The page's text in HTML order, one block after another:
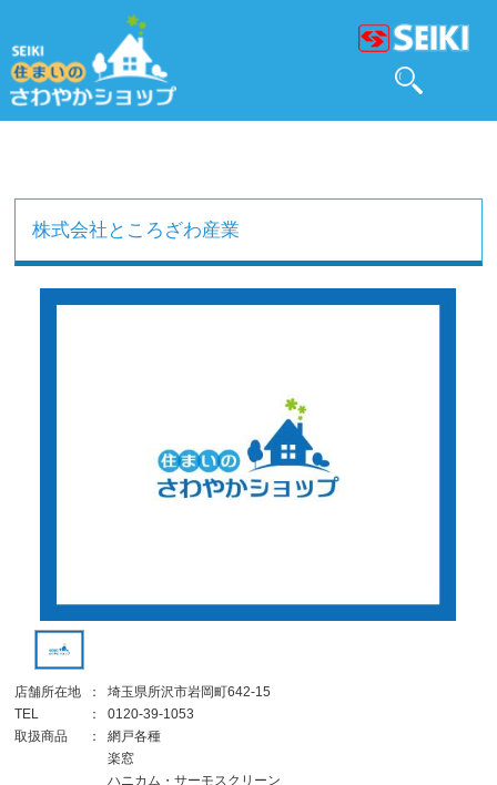
株式会社ところざわ産業
店舗所在地 ：
埼玉県所沢市岩岡町642-15
TEL
：
0120-39-1053
取扱商品
：
網戸各種
楽窓
ハニカム・サーモスクリーン